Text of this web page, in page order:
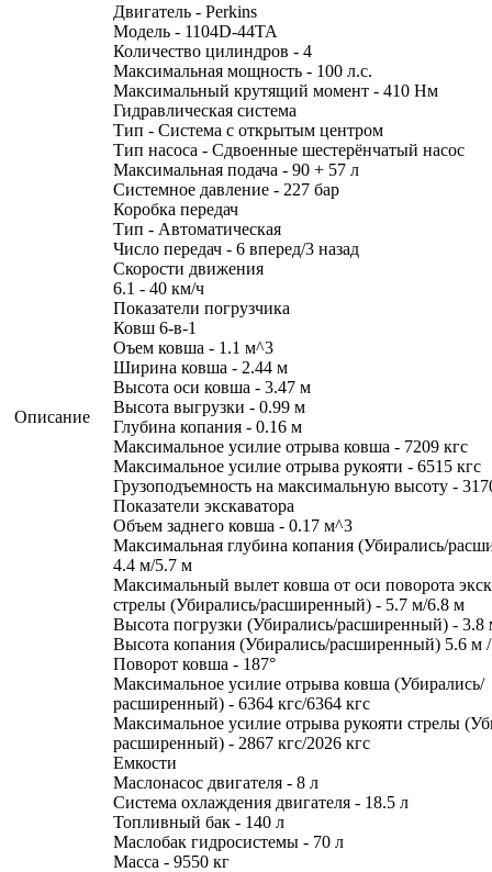
Описание
Двигатель - Perkins
Модель - 1104D-44TA
Количество цилиндров - 4
Максимальная мощность - 100 л.с.
Максимальный крутящий момент - 410 Нм
Гидравлическая система
Тип - Система с открытым центром
Тип насоса - Сдвоенные шестерёнчатый насос
Максимальная подача - 90 + 57 л
Системное давление - 227 бар
Коробка передач
Тип - Автоматическая
Число передач - 6 вперед/3 назад
Скорости движения
6.1 - 40 км/ч
Показатели погрузчика
Ковш 6-в-1
Оъем ковша - 1.1 м^3
Ширина ковша - 2.44 м
Высота оси ковша - 3.47 м
Высота выгрузки - 0.99 м
Глубина копания - 0.16 м
Максимальное усилие отрыва ковша - 7209 кгс
Максимальное усилие отрыва рукояти - 6515 кгс
Грузоподъемность на максимальную высоту -
Показатели экскаватора
Объем заднего ковша - 0.17 м^3
Максимальная глубина копания (Убирались/
4.4 м/5.7 м
Максимальный вылет ковша от оси поворота
стрелы (Убирались/расширенный) - 5.7 м/6.8 м
Высота погрузки (Убирались/расширенный) - 3.8
Высота копания (Убирались/расширенный) 5.6 м
Поворот ковша - 187°
Максимальное усилие отрыва ковша (Убирались/
расширенный) - 6364 кгс/6364 кгс
Максимальное усилие отрыва рукояти стрелы
расширенный) - 2867 кгс/2026 кгс
Емкости
Маслонасос двигателя - 8 л
Система охлаждения двигателя - 18.5 л
Топливный бак - 140 л
Маслобак гидросистемы - 70 л
Масса - 9550 кг